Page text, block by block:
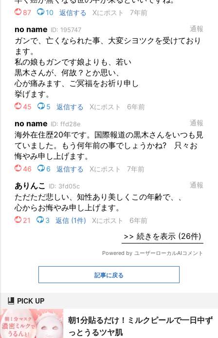
記事に戻る
PICK UP
朝1分貼るだけ！ミルクピールで一日中ず
っとうるツヤ肌